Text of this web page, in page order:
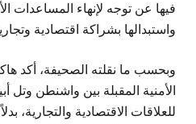
فيها عن توجه لإنهاء المساعدات
واستبدالها بشراكة اقتصادية
وبحسب ما نقلته الصحيفة، أكد
الأمنية المقبلة بين واشنطن وتل
للعلاقات الاقتصادية والتجارية،